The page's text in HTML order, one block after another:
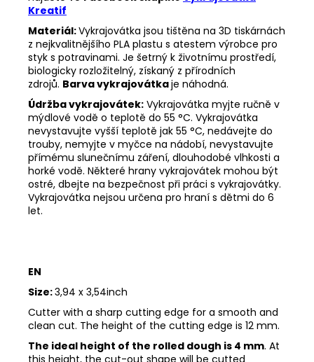
Kreatif
Materiál:Vykrajovátka jsou tištěna na 3D tiskárnách
z nejkvalitnějšího PLA plastu s atestem výrobce pro
styk s potravinami. Je šetrný k životnímu prostředí,
biologicky rozložitelný, získaný z přírodních
zdrojů. Barva vykrajovátkaje náhodná.
Údržba vykrajovátek: Vykrajovátka myjte ručně v
mýdlové vodě o teplotě do 55 °C. Vykrajovátka
nevystavujte vyšší teplotě jak 55 °C, nedávejte do
trouby, nemyjte v myčce na nádobí, nevystavujte
přímému slunečnímu záření, dlouhodobé vlhkosti a
horké vodě. Některé hrany vykrajovátek mohou být
ostré, dbejte na bezpečnost při práci s vykrajovátky.
Vykrajovátka nejsou určena pro hraní s dětmi do 6
let.
EN
Size:3,94 x 3,54inch
Cutter with a sharp cutting edge for a smooth and
clean cut. The height of the cutting edge is 12 mm.
The ideal height of the rolled dough is 4 mm. At
this height, the cut-out shape will be cutted